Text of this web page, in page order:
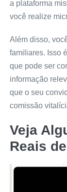
a plataforma
você realize
Além disso,
familiares. Isso
que pode ser
informação
que o seu
comissão
Veja
Reais